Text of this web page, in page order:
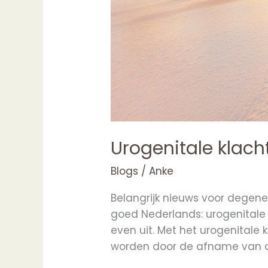
Urogenitale
Blogs /Anke
Belangrijk nieuws voor
goed Nederlands:
even uit. Met het urogenitale
worden door de afname van